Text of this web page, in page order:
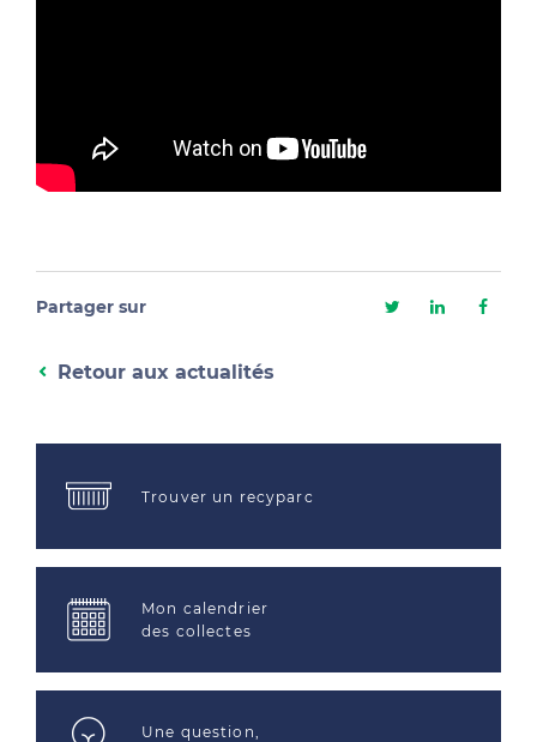
Partager sur
Retour aux actualités
Trouver un recyparc
Mon calendrier
des collectes
Une question,